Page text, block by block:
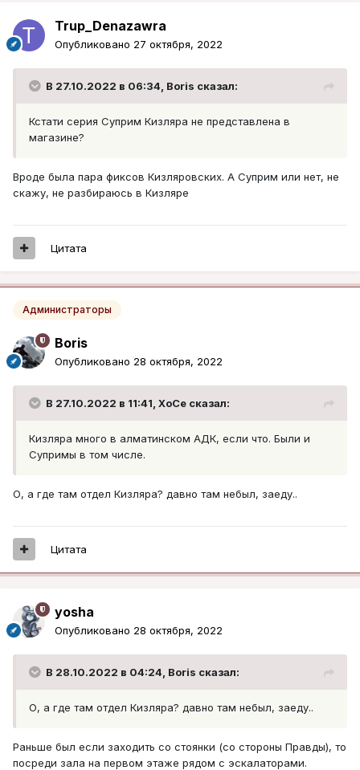
Trup_Denazawra
Опубликовано 27 октября, 2022
В 27.10.2022 в 06:34, Boris сказал:
Кстати серия Суприм Кизляра не представлена в
магазине?
Вроде была пара фиксов Кизляровских. А Суприм или нет, не
скажу, не разбираюсь в Кизляре
Цитата
Администраторы
Boris
Опубликовано 28 октября, 2022
В 27.10.2022 в 11:41, XoCe сказал:
Кизляра много в алматинском АДК, если что. Были и
Супримы в том числе.
О, а где там отдел Кизляра? давно там небыл, заеду..
Цитата
yosha
Опубликовано 28 октября, 2022
В 28.10.2022 в 04:24, Boris сказал:
О, а где там отдел Кизляра? давно там небыл, заеду..
Раньше был если заходить со стоянки (со стороны Правды), то
посреди зала на первом этаже рядом с эскалаторами.